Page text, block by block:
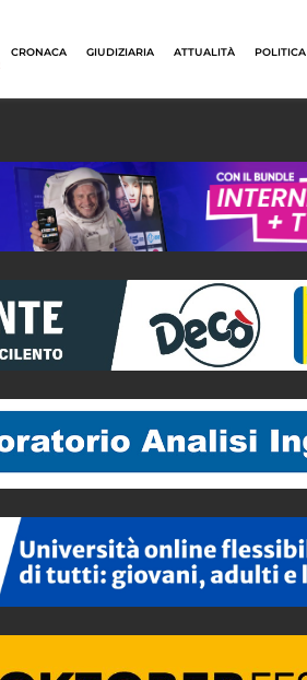
CRONACA GIUDIZIARIA ATTUALITÀ POLITICA